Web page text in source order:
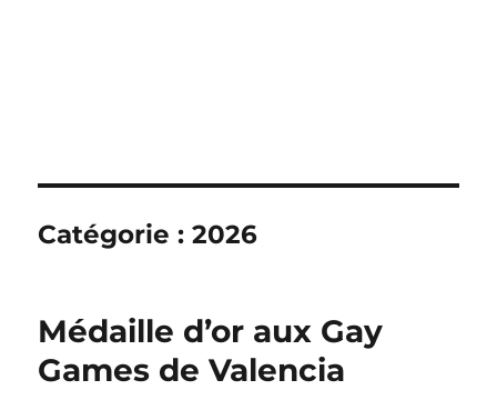
Catégorie :2026
Médaille d’or aux Gay
Games de Valencia